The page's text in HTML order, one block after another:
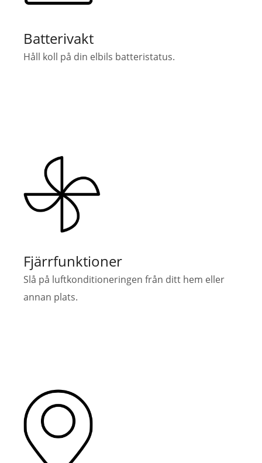
Batterivakt
Håll koll på din elbils batteristatus.
Fjärrfunktioner
Slå på luftkonditioneringen från ditt hem eller
annan plats.